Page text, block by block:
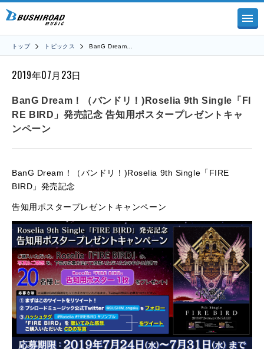
トップ トピックス BanG Dream…
2019年07月23日
BanG Dream！（バンドリ！)Roselia 9th Single「FI
RE BIRD」発売記念 告知用ポスタープレゼントキャ
ンペーン
BanG Dream！（バンドリ！)Roselia 9th Single「FIRE
BIRD」発売記念
告知用ポスタープレゼントキャンペーン